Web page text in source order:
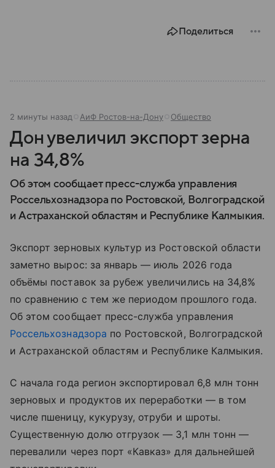
Поделиться
2 минуты назад АиФ Ростов-на-Дону Общество
Дон увеличил экспорт зерна
на 34,8%
Об этом сообщает пресс-служба управления
Россельхознадзора по Ростовской, Волгоградской
и Астраханской областям и Республике Калмыкия.
Экспорт зерновых культур из Ростовской области
заметно вырос: за январь — июль 2026 года
объёмы поставок за рубеж увеличились на 34,8%
по сравнению с тем же периодом прошлого года.
Об этом сообщает пресс-служба управления
Россельхознадзора по Ростовской, Волгоградской
и Астраханской областям и Республике Калмыкия.
С начала года регион экспортировал 6,8 млн тонн
зерновых и продуктов их переработки — в том
числе пшеницу, кукурузу, отруби и шроты.
Существенную долю отгрузок — 3,1 млн тонн —
перевалили через порт «Кавказ» для дальнейшей